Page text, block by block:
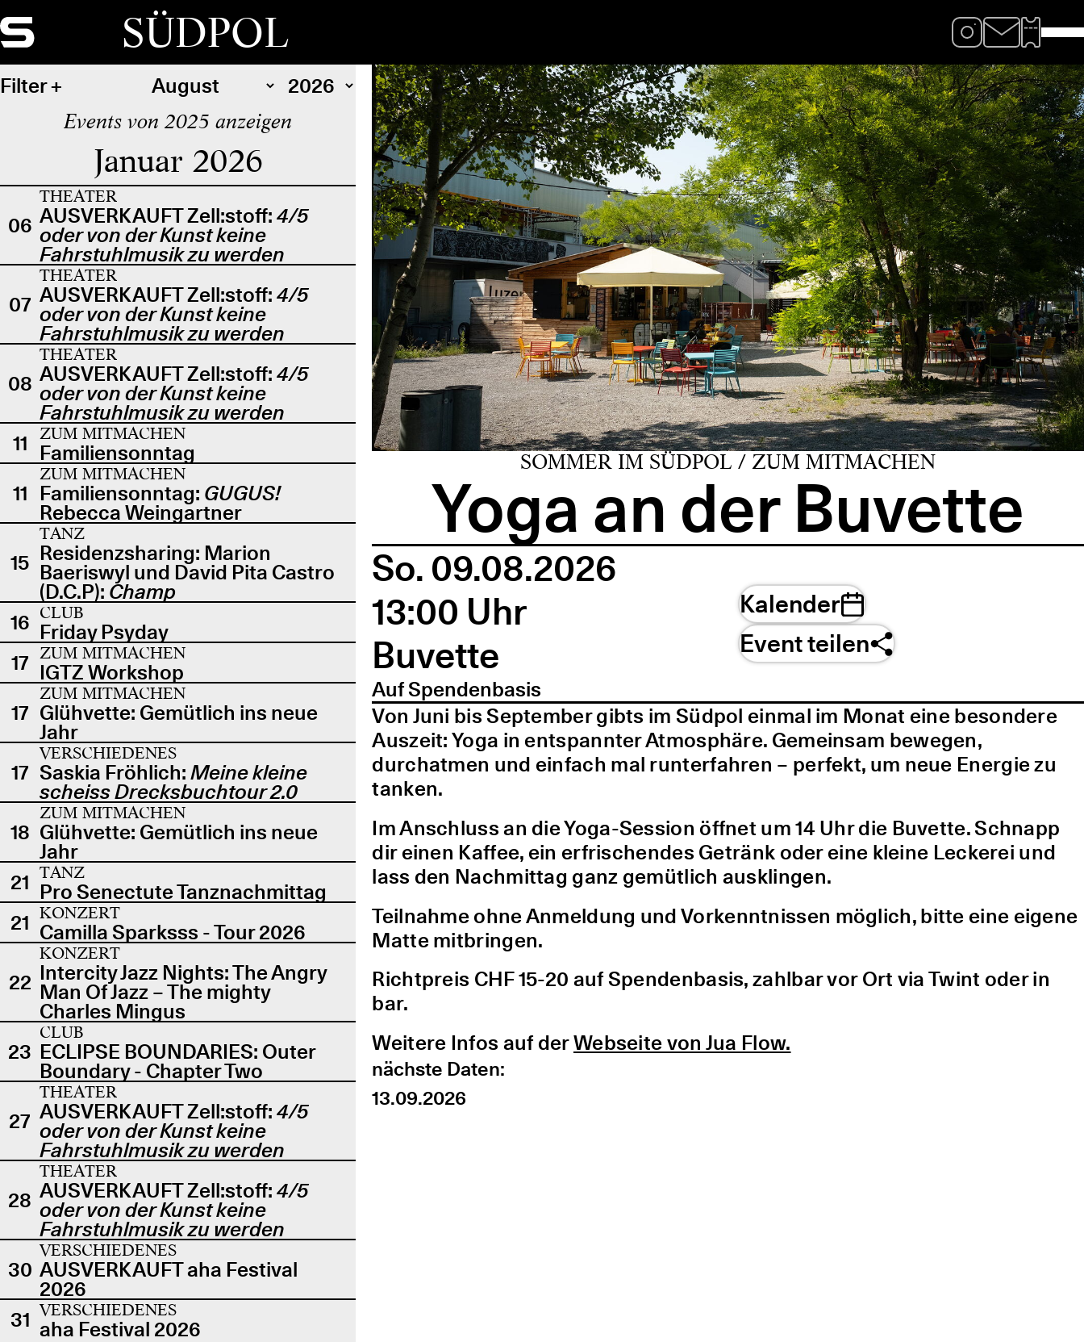
SÜDPOL
Filter
Events von 2025 anzeigen
Januar 2026
06
THEATER
AUSVERKAUFT Zell:stoff: 4/5
oder von der Kunst keine
Fahrstuhlmusik zu werden
07
THEATER
AUSVERKAUFT Zell:stoff: 4/5
oder von der Kunst keine
Fahrstuhlmusik zu werden
08
THEATER
AUSVERKAUFT Zell:stoff: 4/5
oder von der Kunst keine
Fahrstuhlmusik zu werden
11
ZUM MITMACHEN
Familiensonntag
11
ZUM MITMACHEN
Familiensonntag: GUGUS!
Rebecca Weingartner
15
TANZ
Residenzsharing: Marion
Baeriswyl und David Pita Castro
(D.C.P): Champ
16 CLUB
Friday Psyday
17 ZUM MITMACHEN
IGTZ Workshop
17
ZUM MITMACHEN
Glühvette: Gemütlich ins neue
Jahr
17
VERSCHIEDENES
Saskia Fröhlich: Meine kleine
scheiss Drecksbuchtour 2.0
18
ZUM MITMACHEN
Glühvette: Gemütlich ins neue
Jahr
21 TANZ
Pro Senectute Tanznachmittag
21 KONZERT
Camilla Sparksss - Tour 2026
22
KONZERT
Intercity Jazz Nights: The Angry
Man Of Jazz – The mighty
Charles Mingus
23
CLUB
ECLIPSE BOUNDARIES: Outer
Boundary - Chapter Two
27
THEATER
AUSVERKAUFT Zell:stoff: 4/5
oder von der Kunst keine
Fahrstuhlmusik zu werden
28
THEATER
AUSVERKAUFT Zell:stoff: 4/5
oder von der Kunst keine
Fahrstuhlmusik zu werden
30
VERSCHIEDENES
AUSVERKAUFT aha Festival
2026
31 VERSCHIEDENES
aha Festival 2026
SOMMER IM SÜDPOL / ZUM MITMACHEN
Yoga an der Buvette
So. 09.08.2026
13:00 Uhr
Buvette
Auf Spendenbasis
Kalender
Event teilen
Von Juni bis September gibts im Südpol einmal im Monat eine besondere
Auszeit: Yoga in entspannter Atmosphäre. Gemeinsam bewegen,
durchatmen und einfach mal runterfahren – perfekt, um neue Energie zu
tanken.
Im Anschluss an die Yoga-Session öffnet um 14 Uhr die Buvette. Schnapp
dir einen Kaffee, ein erfrischendes Getränk oder eine kleine Leckerei und
lass den Nachmittag ganz gemütlich ausklingen.
Teilnahme ohne Anmeldung und Vorkenntnissen möglich, bitte eine eigene
Matte mitbringen.
Richtpreis CHF 15-20 auf Spendenbasis, zahlbar vor Ort via Twint oder in
bar.
Weitere Infos auf derWebseite von Jua Flow.
nächste Daten:
13.09.2026